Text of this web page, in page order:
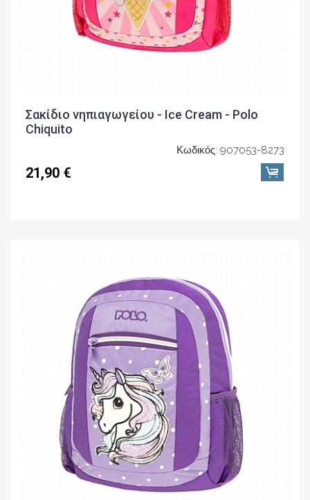
Σακίδιο νηπιαγωγείου - Ice Cream - Polo
Chiquito
Κωδικός: 907053-8273
21,90 €